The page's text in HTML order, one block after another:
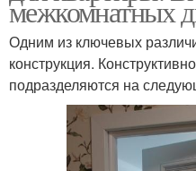
межкомнатных
Одним из ключевых
конструкция.
подразделяются на